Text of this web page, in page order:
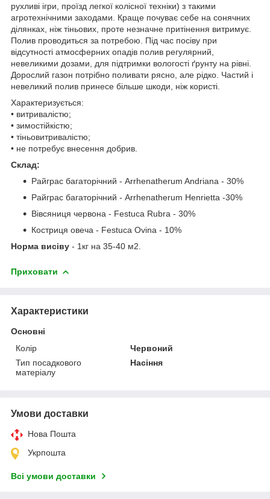
рухливі ігри, проїзд легкої колісної техніки) з такими
агротехнічними заходами. Краще почуває себе на сонячних
ділянках, ніж тіньових, проте незначне притінення витримує.
Полив проводиться за потребою. Під час посіву при
відсутності атмосферних опадів полив регулярний,
невеликими дозами, для підтримки вологості ґрунту на рівні.
Дорослий газон потрібно поливати рясно, але рідко. Частий і
невеликий полив принесе більше шкоди, ніж користі.
Характеризується:
• витривалістю;
• зимостійкістю;
• тіньовитривалістю;
• не потребує внесення добрив.
Склад:
Райграс багаторічний - Arrhenatherum Andriana - 30%
Райграс багаторічний - Arrhenatherum Henrietta -30%
Вівсяниця червона - Festuca Rubra - 30%
Костриця овеча - Festuca Ovina - 10%
Норма висіву - 1кг на 35-40 м2.
Приховати
Характеристики
Основні
Колір
Червоний
Тип посадкового
матеріалу
Насіння
Умови доставки
Нова Пошта
Укрпошта
Всі умови доставки